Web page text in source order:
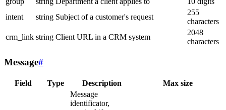
intent
string Subject of a customer's request
255
characters
crm_link string Client URL in a CRM system
2048
characters
Message#
Field Type Description Max size
Message
identificator,